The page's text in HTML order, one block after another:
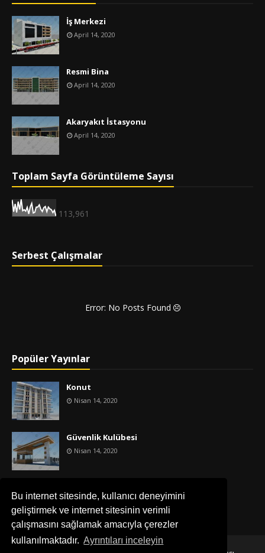
Bu internet sitesinde, kullanıcı deneyimini
geliştirmek ve internet sitesinin verimli
çalışmasını sağlamak amacıyla çerezler
kullanılmaktadır. Ayrıntıları inceleyin
İş Merkezi
April 14, 2020
Resmi Bina
April 14, 2020
Akaryakıt İstasyonu
April 14, 2020
Toplam Sayfa Görüntüleme Sayısı
113,961
Serbest Çalışmalar
Error: No Posts Found
Popüler Yayınlar
Konut
Nisan 14, 2020
Güvenlik Kulübesi
Nisan 14, 2020
Nisan 14, 2020